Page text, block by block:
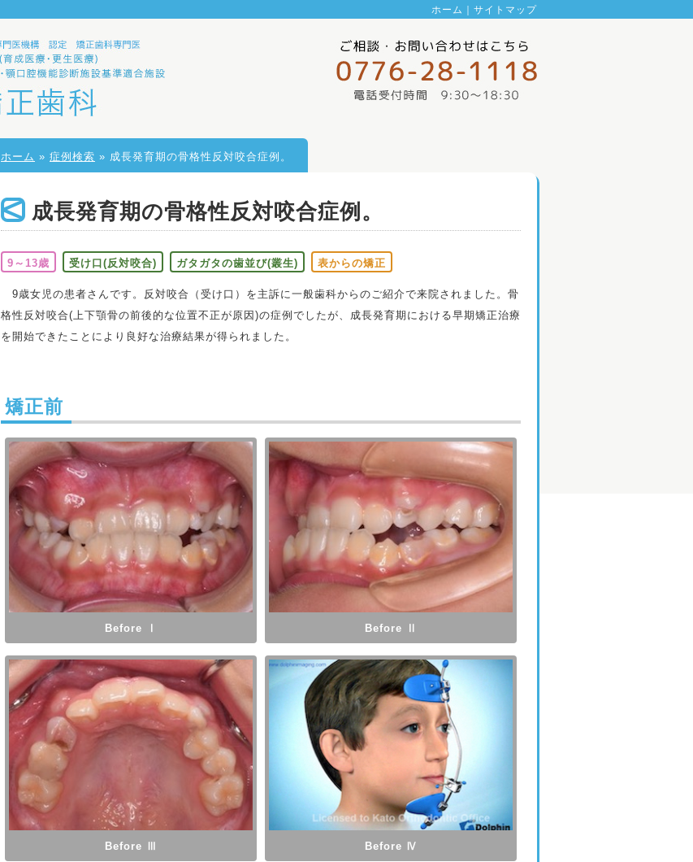
ホーム ｜ サイトマップ
ホーム » 症例検索 » 成長発育期の骨格性反対咬合症例。
成長発育期の骨格性反対咬合症例。
9～13歳 受け口(反対咬合) ガタガタの歯並び(叢生) 表からの矯正
9歳女児の患者さんです。反対咬合（受け口）を主訴に一般歯科からのご紹介で来院されました。骨
格性反対咬合(上下顎骨の前後的な位置不正が原因)の症例でしたが、成長発育期における早期矯正治療
を開始できたことにより良好な治療結果が得られました。
矯正前
Before Ⅰ Before Ⅱ
Before Ⅲ Before Ⅳ